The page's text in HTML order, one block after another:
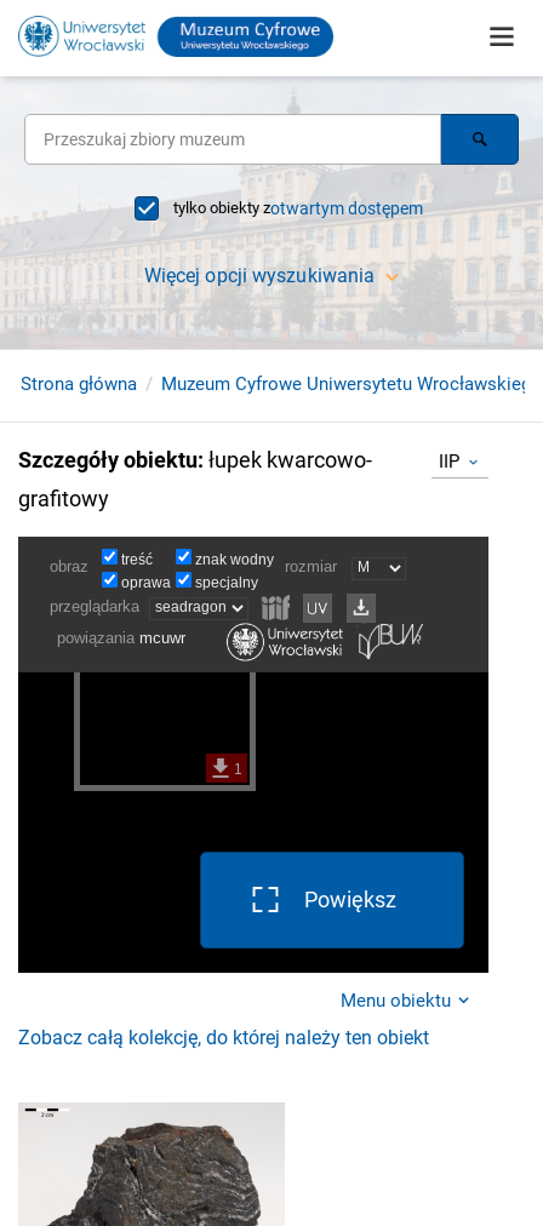
tylko obiekty zotwartym dostępem
Więcej opcji wyszukiwania
Strona główna Muzeum Cyfrowe Uniwersytetu Wrocławskiego
Szczegóły obiektu: łupek kwarcowo-
grafitowy
IIP
Powiększ
Menu obiektu
Zobacz całą kolekcję, do której należy ten obiekt